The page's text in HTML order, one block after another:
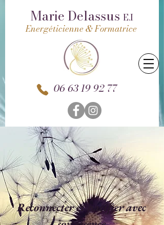
Energéticienne & Formatrice
Marie Delassus E.I
06 63 19 92 77
Reconnecter et pacifier avec